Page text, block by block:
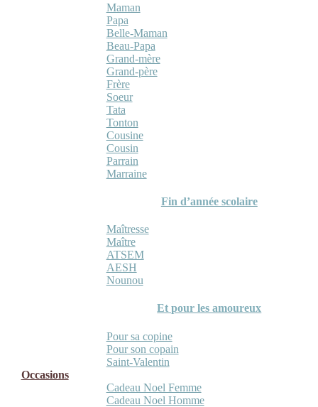
Maman
Papa
Belle-Maman
Beau-Papa
Grand-mère
Grand-père
Frère
Soeur
Tata
Tonton
Cousine
Cousin
Parrain
Marraine
Fin d’année scolaire
Maîtresse
Maître
ATSEM
AESH
Nounou
Et pour les amoureux
Pour sa copine
Pour son copain
Saint-Valentin
Occasions
Cadeau Noel Femme
Cadeau Noel Homme